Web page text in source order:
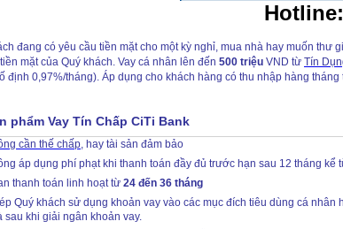
có yêu cầu tiền mặt cho một kỳ nghỉ, mua nhà hay muốn thư
mặt của Quý khách. Vay cá nhân lên đến 500 triệu VND từ Tín
định 0,97%/tháng). Áp dụng cho khách hàng có thu nhập hàng tháng
phẩm Vay Tín Chấp CiTi Bank
cần thế chấp, hay tài sản đảm bảo
áp dụng phí phạt khi thanh toán đầy đủ trước hạn sau 12 tháng kể
thanh toán linh hoạt từ 24 đến 36 tháng
Quý khách sử dụng khoản vay vào các mục đích tiêu dùng cá
sau khi giải ngân khoản vay.